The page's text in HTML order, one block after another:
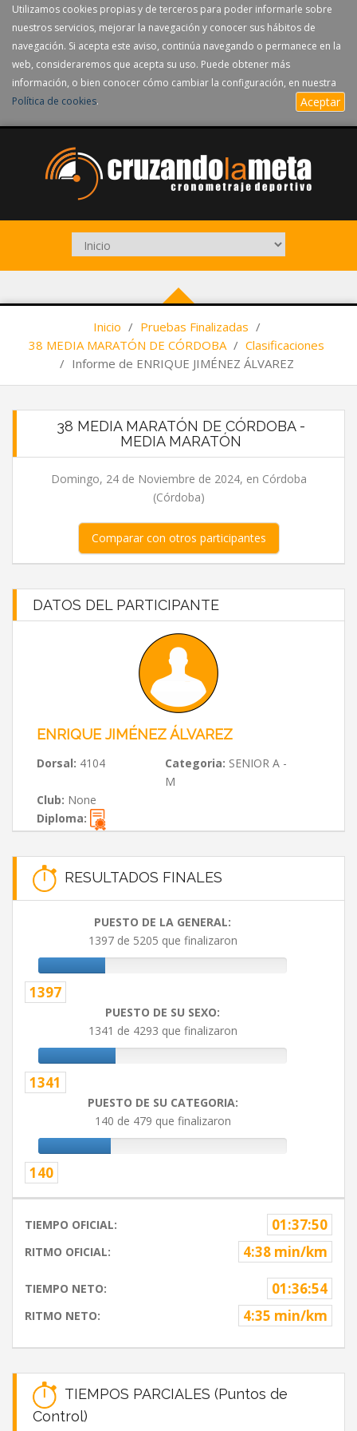
Utilizamos cookies propias y de terceros para poder informarle sobre
nuestros servicios, mejorar la navegación y conocer sus hábitos de
navegación. Si acepta este aviso, continúa navegando o permanece en la
web, consideraremos que acepta su uso. Puede obtener más
información, o bien conocer cómo cambiar la configuración, en nuestra
Política de cookies. Aceptar
Inicio / Pruebas Finalizadas /
38 MEDIA MARATÓN DE CÓRDOBA / Clasificaciones
/ Informe de ENRIQUE JIMÉNEZ ÁLVAREZ
38 MEDIA MARATÓN DE CÓRDOBA -
MEDIA MARATÓN
Domingo, 24 de Noviembre de 2024, en Córdoba
(Córdoba)
Comparar con otros participantes
DATOS DEL PARTICIPANTE
ENRIQUE JIMÉNEZ ÁLVAREZ
Dorsal: 4104 Categoria: SENIOR A -
M
Club: None
Diploma:
RESULTADOS FINALES
PUESTO DE LA GENERAL:
1397 de 5205 que finalizaron
1397
PUESTO DE SU SEXO:
1341 de 4293 que finalizaron
1341
PUESTO DE SU CATEGORIA:
140 de 479 que finalizaron
140
TIEMPO OFICIAL: 01:37:50
RITMO OFICIAL: 4:38 min/km
TIEMPO NETO: 01:36:54
RITMO NETO: 4:35 min/km
TIEMPOS PARCIALES (Puntos de
Control)